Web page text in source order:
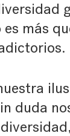
más
duda